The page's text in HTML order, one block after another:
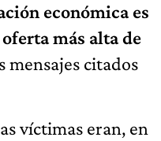
económica es
más alta de
mensajes citados
víctimas eran, en